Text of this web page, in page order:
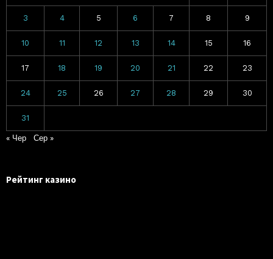
3 4 5 6 7 8 9
10 11 12 13 14 15 16
17 18 19 20 21 22 23
24 25 26 27 28 29 30
31
« Чер Сер »
Рейтинг казино